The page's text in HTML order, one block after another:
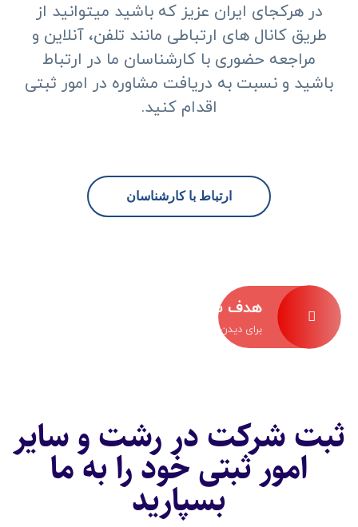
در هرکجای ایران عزیز که باشید میتوانید از
طریق کانال های ارتباطی مانند تلفن، آنلاین و
مراجعه حضوری با کارشناسان ما در ارتباط
باشید و نسبت به دریافت مشاوره در امور ثبتی
اقدام کنید.
ارتباط با کارشناسان
هدف شما هدف ماست
برای دیدن خدمات ثبتی ما کلیک کنید
ثبت شرکت در رشت و سایر
امور ثبتی خود را به ما
بسپارید